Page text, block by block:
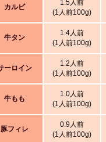
カルビ
1.5人前
(1人前100g)
牛タン
1.4人前
(1人前100g)
ーロイン
1.2人前
(1人前100g)
牛もも
1.0人前
(1人前100g)
豚フィレ
0.9人前
(1人前100g)